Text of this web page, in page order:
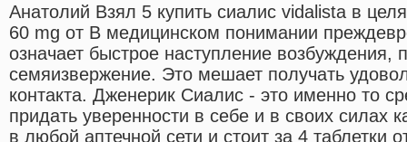
Анатолий Взял 5 купить сиалис vidalista в
60 mg от В медицинском понимании
означает быстрое наступление возбуждения,
семяизвержение. Это мешает получать
контакта. Дженерик Сиалис - это именно то
придать уверенности в себе и в своих силах
в любой аптечной сети и стоит за 4 таблетки